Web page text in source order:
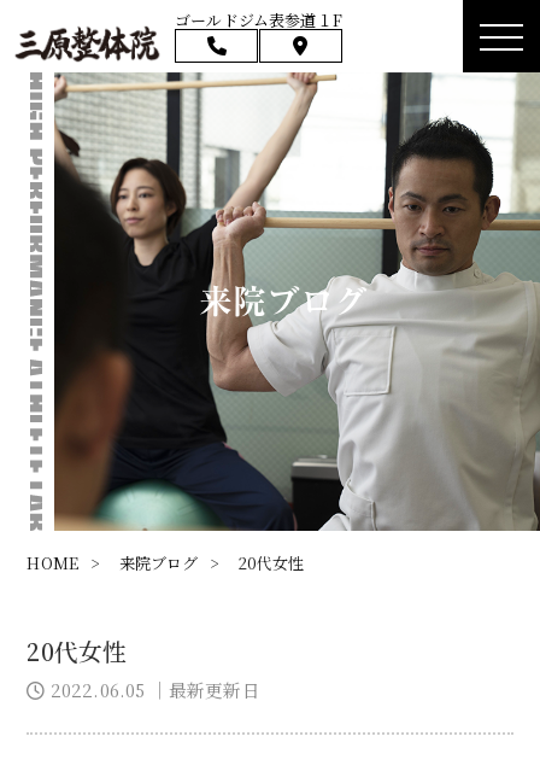
ゴールドジム表参道１F
来院ブログ
HOME > 来院ブログ > 20代女性
20代女性
2022.06.05 ｜最新更新日